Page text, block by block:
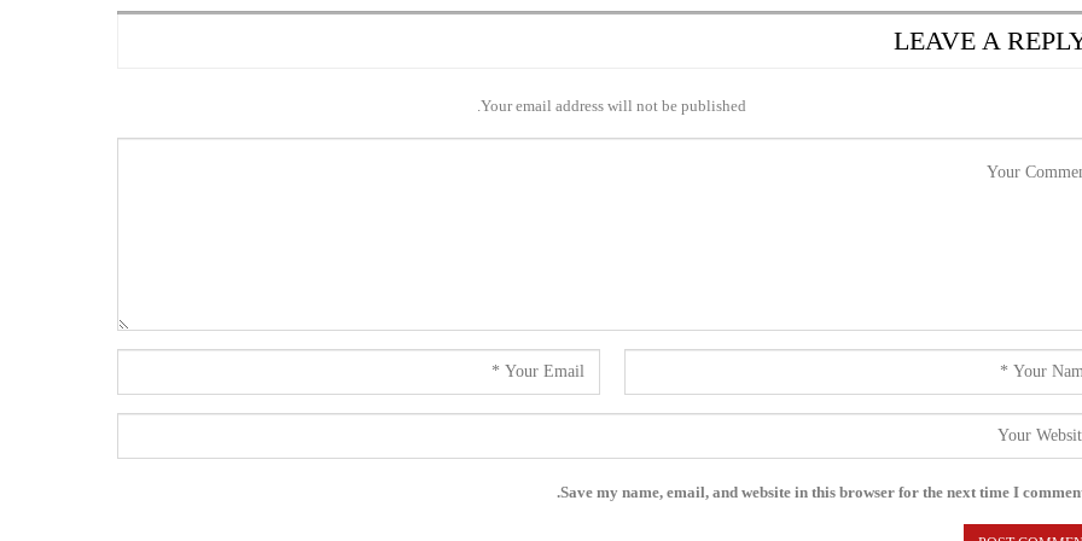
LEAVE A
Your email address will not be published.
Save my name, email, and website in this browser for the next time I